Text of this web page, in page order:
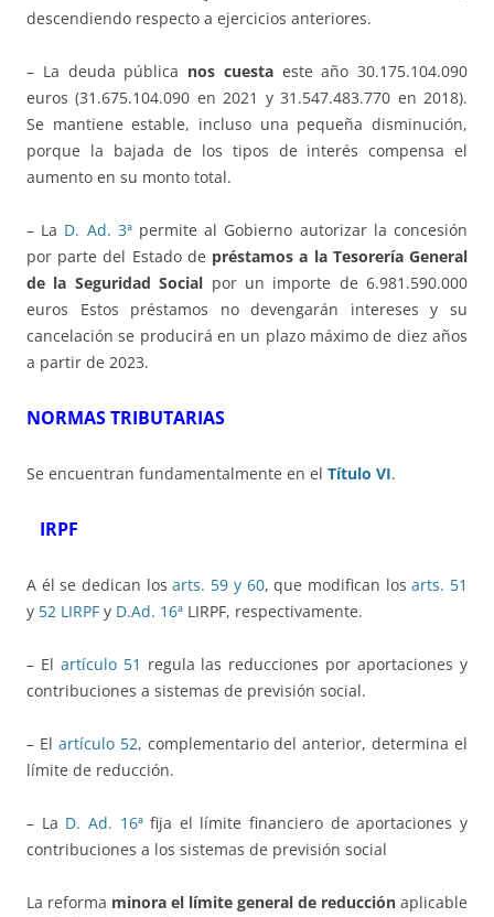
descendiendo respecto a ejercicios anteriores.
– La deuda pública nos cuestaeste año 30.175.104.090
euros (31.675.104.090 en 2021 y 31.547.483.770 en 2018).
Se mantiene estable, incluso una pequeña disminución,
porque la bajada de los tipos de interés compensa el
aumento en su monto total.
– La D. Ad. 3ª permite al Gobierno autorizar la concesión
por parte del Estado de préstamos a la Tesorería General
de la Seguridad Social por un importe de 6.981.590.000
euros Estos préstamos no devengarán intereses y su
cancelación se producirá en un plazo máximo de diez años
a partir de 2023.
NORMAS TRIBUTARIAS
Se encuentran fundamentalmente en el Título VI.
IRPF
A él se dedican losarts. 59 y 60, que modifican losarts. 51
y 52 LIRPF y D.Ad. 16ª LIRPF, respectivamente.
– El artículo 51 regula las reducciones por aportaciones y
contribuciones a sistemas de previsión social.
– El artículo 52, complementario del anterior, determina el
límite de reducción.
– La D. Ad. 16ªfija el límite financiero de aportaciones y
contribuciones a los sistemas de previsión social
La reforma minora el límite general de reducción aplicable